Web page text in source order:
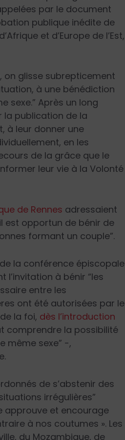
par le document
publique inédite de
et d’Europe de l’Est,
on glisse subrepticement
à une bénédiction
sexe.” Après un long
la publication de la
à leur donner une
en les
de la grâce que le
leur vie à la Volonté
de Rennes adressaient
est opportun de bénir de
formant un couple”.
la conférence épiscopale
à bénir “les
entre les
ont été autorisées par le
la foi, dès l’introduction
comprendre la possibilité
même sexe” -,
de s’abstenir des
irrégulières”
approuve et encourage
à nos coutumes ». Les
du Mozambique, de